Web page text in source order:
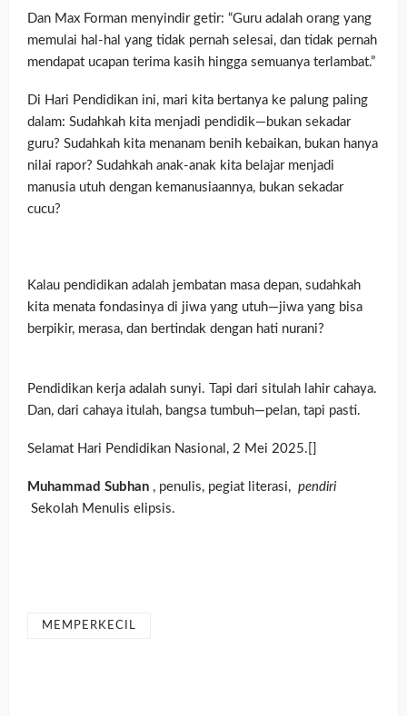
Dan Max Forman menyindir getir: “Guru adalah orang yang
memulai hal-hal yang tidak pernah selesai, dan tidak pernah
mendapat ucapan terima kasih hingga semuanya terlambat.”
Di Hari Pendidikan ini, mari kita bertanya ke palung paling
dalam: Sudahkah kita menjadi pendidik—bukan sekadar
guru? Sudahkah kita menanam benih kebaikan, bukan hanya
nilai rapor? Sudahkah anak-anak kita belajar menjadi
manusia utuh dengan kemanusiaannya, bukan sekadar
cucu?
Kalau pendidikan adalah jembatan masa depan, sudahkah
kita menata fondasinya di jiwa yang utuh—jiwa yang bisa
berpikir, merasa, dan bertindak dengan hati nurani?
Pendidikan kerja adalah sunyi. Tapi dari situlah lahir cahaya.
Dan, dari cahaya itulah, bangsa tumbuh—pelan, tapi pasti.
Selamat Hari Pendidikan Nasional, 2 Mei 2025.[]
Muhammad Subhan , penulis, pegiat literasi, pendiri
Sekolah Menulis elipsis.
MEMPERKECIL